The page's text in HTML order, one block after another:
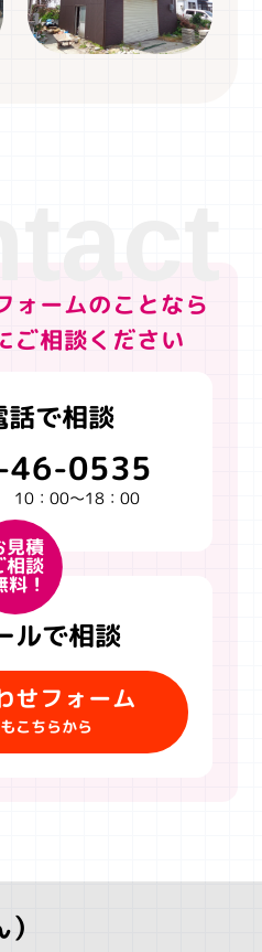
ォームのことなら
ご相談ください
見積
相談
料 !
話で相談
46-0535
10：00～18：00
ルで相談
せフォーム
こちらから